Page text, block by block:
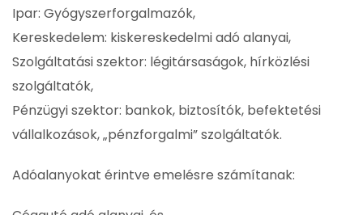
Ipar: Gyógyszerforgalmazók,
Kereskedelem: kiskereskedelmi adó alanyai,
Szolgáltatási szektor: légitársaságok, hírközlési
szolgáltatók,
Pénzügyi szektor: bankok, biztosítók, befektetési
vállalkozások, „pénzforgalmi” szolgáltatók.
Adóalanyokat érintve emelésre számítanak: